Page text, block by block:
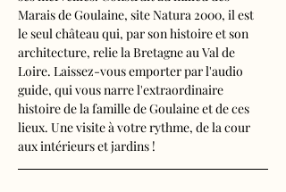
Marais de Goulaine, site Natura 2000, il est
le seul château qui, par son histoire et son
architecture, relie la Bretagne au Val de
Loire. Laissez-vous emporter par l'audio
guide, qui vous narre l'extraordinaire
histoire de la famille de Goulaine et de ces
lieux. Une visite à votre rythme, de la cour
aux intérieurs et jardins !